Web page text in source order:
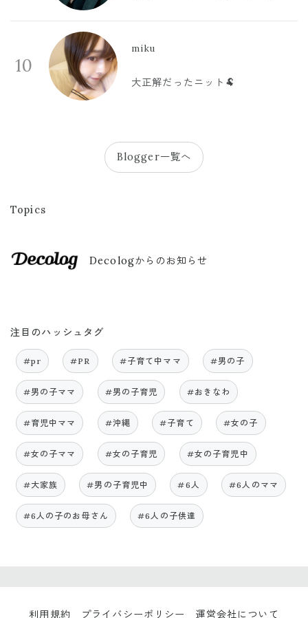
10
miku
大正解だったニット🐏
Blogger一覧へ
Topics
Decologからのお知らせ
注目のハッシュタグ
#pr #PR #子育て中ママ #男の子
#男の子ママ #男の子育児 #おきなわ
#育児中ママ #沖縄 #子育て #女の子
#女の子ママ #女の子育児 #女の子育児中
#大家族 #男の子育児中 #6人 #6人のママ
#6人の子のお母さん #6人の子供達
利用規約 プライバシーポリシー 運営会社について